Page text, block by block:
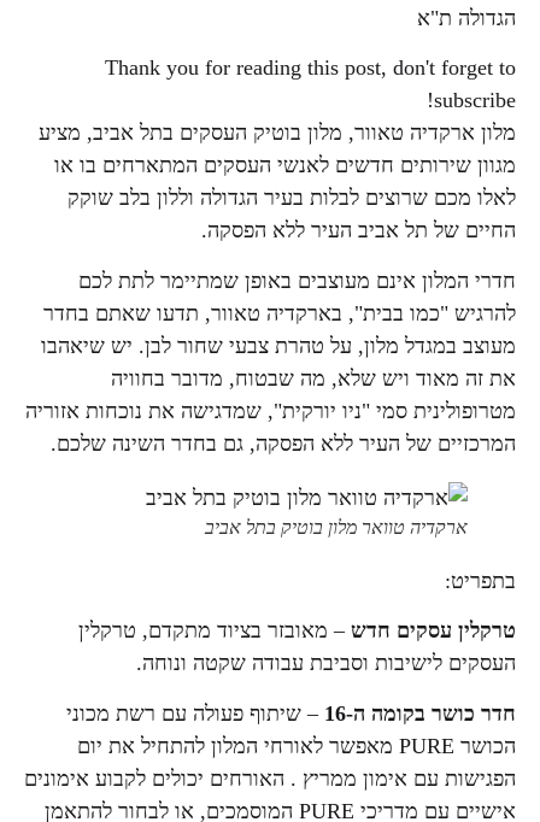
הגדולה ת"א
Thank you for reading this post, don't forget to
subscribe!
מלון ארקדיה טאוור, מלון בוטיק העסקים בתל אביב, מציע
מגוון שירותים חדשים לאנשי העסקים המתארחים בו או
לאלו מכם שרוצים לבלות בעיר הגדולה וללון בלב שוקק
החיים של תל אביב העיר ללא הפסקה.
חדרי המלון אינם מעוצבים באופן שמתיימר לתת לכם
להרגיש "כמו בבית", בארקדיה טאוור, תדעו שאתם בחדר
מעוצב במגדל מלון, על טהרת צבעי שחור לבן. יש שיאהבו
את זה מאוד ויש שלא, מה שבטוח, מדובר בחוויה
מטרופולינית סמי "ניו יורקית", שמדגישה את נוכחות אזוריה
המרכזיים של העיר ללא הפסקה, גם בחדר השינה שלכם.
ארקדיה טוואר מלון בוטיק בתל אביב
בתפריט:
טרקלין עסקים חדש– מאובזר בציוד מתקדם, טרקלין
העסקים לישיבות וסביבת עבודה שקטה ונוחה.
חדר כושר בקומה ה-16
– שיתוף פעולה עם רשת מכוני
הכושר PURE מאפשר לאורחי המלון להתחיל את יום
הפגישות עם אימון ממריץ . האורחים יכולים לקבוע אימונים
אישיים עם מדריכי PURE המוסמכים, או לבחור להתאמן